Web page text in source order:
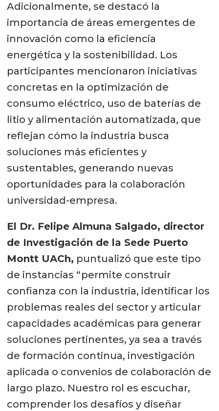
Adicionalmente, se destacó la
importancia de áreas emergentes de
innovación como la eficiencia
energética y la sostenibilidad. Los
participantes mencionaron iniciativas
concretas en la optimización de
consumo eléctrico, uso de baterías de
litio y alimentación automatizada, que
reflejan cómo la industria busca
soluciones más eficientes y
sustentables, generando nuevas
oportunidades para la colaboración
universidad-empresa.
El Dr. Felipe Almuna Salgado, director
de Investigación de la Sede Puerto
Montt UACh, puntualizó que este tipo
de instancias “permite construir
confianza con la industria, identificar los
problemas reales del sector y articular
capacidades académicas para generar
soluciones pertinentes, ya sea a través
de formación continua, investigación
aplicada o convenios de colaboración de
largo plazo. Nuestro rol es escuchar,
comprender los desafíos y diseñar